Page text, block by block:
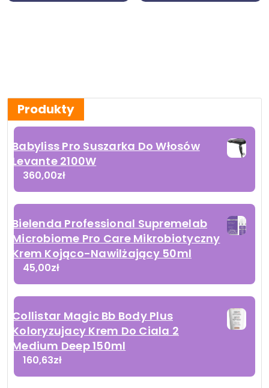
Produkty
Babyliss Pro Suszarka Do Włosów
Levante 2100W
360,00zł
Bielenda Professional Supremelab
Microbiome Pro Care Mikrobiotyczny
Krem Kojąco-Nawilżający 50ml
45,00zł
Collistar Magic Bb Body Plus
Koloryzujacy Krem Do Ciala 2
Medium Deep 150ml
160,63zł